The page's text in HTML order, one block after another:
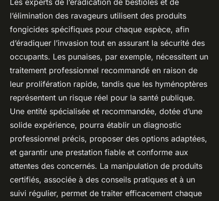
Les experts de l’éradication de bestioles et de
l’élimination des ravageurs utilisent des produits
fongicides spécifiques pour chaque espèce, afin
d’éradiquer l’invasion tout en assurant la sécurité des
occupants. Les punaises, par exemple, nécessitent un
traitement professionnel recommandé en raison de
leur prolifération rapide, tandis que les hyménoptères
représentent un risque réel pour la santé publique.
Une entité spécialisée et recommandée, dotée d’une
solide expérience, pourra établir un diagnostic
professionnel précis, proposer des options adaptées,
et garantir une prestation fiable et conforme aux
attentes des concernés. La manipulation de produits
certifiés, associée à des conseils pratiques et à un
suivi régulier, permet de traiter efficacement chaque